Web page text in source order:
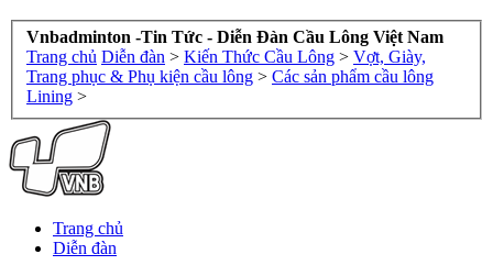
Vnbadminton -Tin Tức - Diễn Đàn Cầu Lông Việt Nam
Trang chủ Diễn đàn > Kiến Thức Cầu Lông > Vợt, Giày,
Trang phục & Phụ kiện cầu lông > Các sản phẩm cầu lông
Lining >
Trang chủ
Diễn đàn